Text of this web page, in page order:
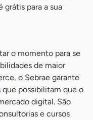
para a sua
o momento para se
de maior
o Sebrae garante
que possibilitam que o
digital. São
e cursos